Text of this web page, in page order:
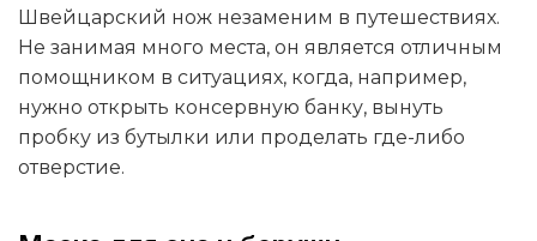
Швейцарский нож незаменим в путешествиях.
Не занимая много места, он является отличным
помощником в ситуациях, когда, например,
нужно открыть консервную банку, вынуть
пробку из бутылки или проделать где-либо
отверстие.